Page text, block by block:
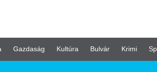
Önkormányzat: az óbudai